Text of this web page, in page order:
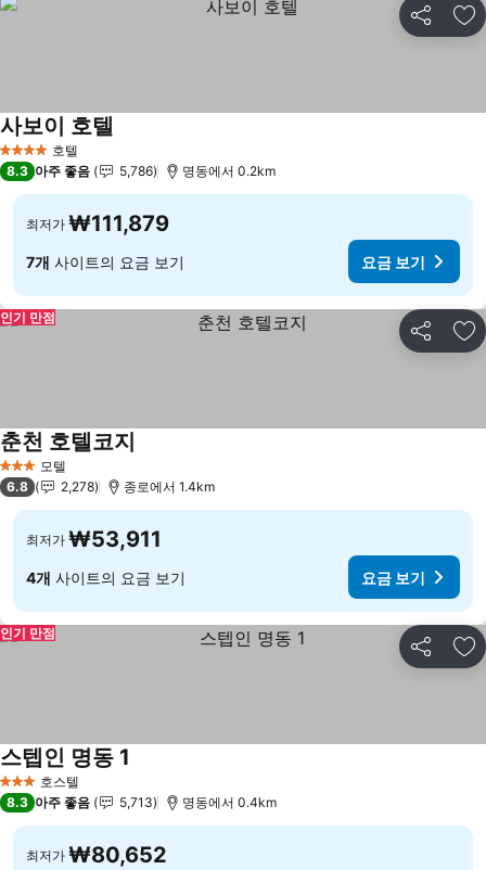
공유 즐
4 성급 호텔
사보이 호텔
8.3 아주 좋음 5,786 명동에서 0.2km
최저가 ₩111,879
7개 사이트의 요금 보기 요금 보기
공유 즐
인기 만점
3 성급 모텔
춘천 호텔코지
6.8 2,278 종로에서 1.4km
최저가 ₩53,911
4개 사이트의 요금 보기 요금 보기
공유 즐
인기 만점
3 성급 호스텔
스텝인 명동 1
8.3 아주 좋음 5,713 명동에서 0.4km
최저가 ₩80,652